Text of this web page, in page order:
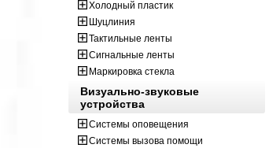
Холодный пластик
Шуцлиния
Тактильные ленты
Сигнальные ленты
Маркировка стекла
Визуально-звуковые
устройства
Системы оповещения
Системы вызова помощи